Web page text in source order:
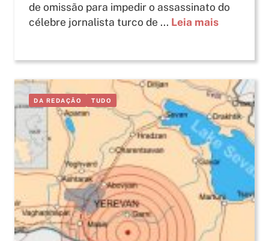
de omissão para impedir o assassinato do
célebre jornalista turco de ... Leia mais
DA REDAÇÃO TUDO